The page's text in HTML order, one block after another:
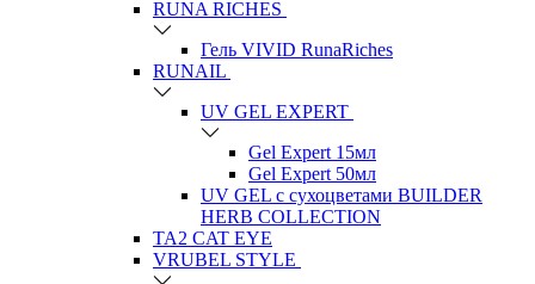
RUNA RICHES
Гель VIVID RunaRiches
RUNAIL
UV GEL EXPERT
Gel Expert 15мл
Gel Expert 50мл
UV GEL с сухоцветами BUILDER
HERB COLLECTION
TA2 CAT EYE
VRUBEL STYLE